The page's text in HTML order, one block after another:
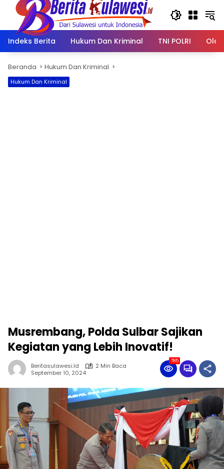
Langsung
konten
Indeks Berita
Hukum Dan Kriminal TNI POLRI
Beranda Hukum Dan Kriminal
Hukum Dan Kriminal
Musrembang, Polda Sulbar Sajikan
Kegiatan yang Lebih Inovatif!
Beritasulawesi.id
2 Min Baca
September 10, 2024
785